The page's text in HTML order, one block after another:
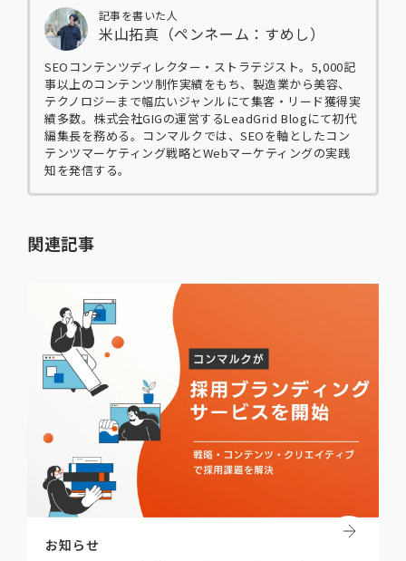
記事を書いた人
米山拓真（ペンネーム：すめし）
SEOコンテンツディレクター・ストラテジスト。5,000記
事以上のコンテンツ制作実績をもち、製造業から美容、
テクノロジーまで幅広いジャンルにて集客・リード獲得実
績多数。株式会社GIGの運営するLeadGrid Blogにて初代
編集長を務める。コンマルクでは、SEOを軸としたコン
テンツマーケティング戦略とWebマーケティングの実践
知を発信する。
関連記事
お知らせ